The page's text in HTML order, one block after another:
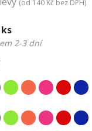
(od 140 Kč bez DPH)
2-3 dní